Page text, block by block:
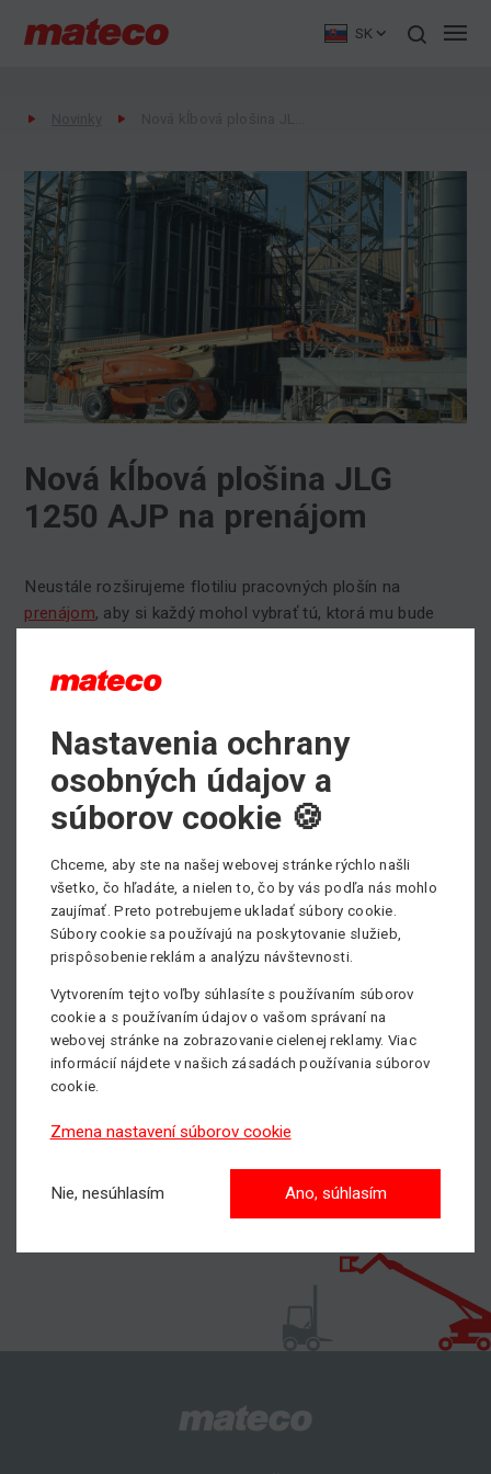
SK
Nová kĺbová plošina JLG
1250 AJP na prenájom
Neustále rozširujeme flotiliu pracovných plošín na
prenájom, aby si každý mohol vybrať tú, ktorá mu bude
Tento krát u nás nájdete novú dieslovú kĺbovo
Táto kĺbová plošina nám ponúka pracovnú výšku 40,3
metrov s nosnosťou 454 kilogramov.
Pokiaľ by ste mali záujem o viac informácií o tejto kĺbovej
plošine, nájdete ich
TU.
Potrebujete si prenajať pracovnú plošinu, prípadne
potrebujete poradiť pri výbere vhodného pracovného
stroja?
Neváhajte kontaktovať nášho obchodníka, všetky kontakty
Pošlite nám nezáväzný dopyt na kĺbovú plošinu
S nami dosiahnete vyššie!
Nastavenia ochrany
osobných údajov a
súborov cookie 🍪
Chceme, aby ste na našej webovej stránke rýchlo našli
všetko, čo hľadáte, a nielen to, čo by vás podľa nás mohlo
zaujímať. Preto potrebujeme ukladať súbory cookie.
Súbory cookie sa používajú na poskytovanie služieb,
prispôsobenie reklám a analýzu návštevnosti.
Vytvorením tejto voľby súhlasíte s používaním súborov
cookie a s používaním údajov o vašom správaní na
webovej stránke na zobrazovanie cielenej reklamy. Viac
informácií nájdete v našich zásadách používania súborov
cookie.
Zmena nastavení súborov cookie
Nie, nesúhlasím Ano, súhlasím